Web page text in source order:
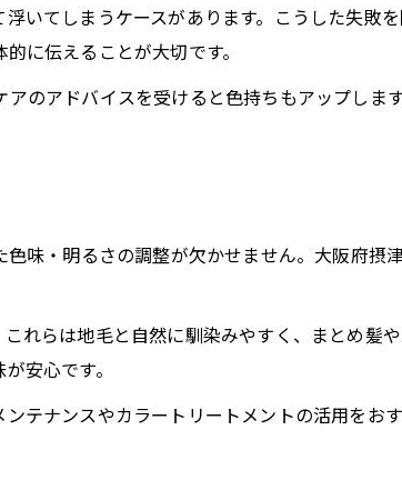
いてしまうケースがあります。こうした失敗
に伝えることが大切です。
のアドバイスを受けると色持ちもアップしま
味・明るさの調整が欠かせません。大阪府摂
れらは地毛と自然に馴染みやすく、まとめ髪
安心です。
テナンスやカラートリートメントの活用をお